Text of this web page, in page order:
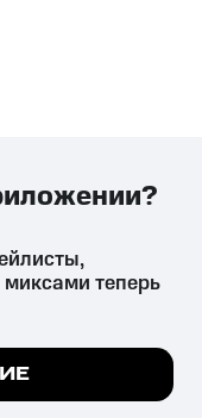
вред здоровью,
установленную
все
теперь